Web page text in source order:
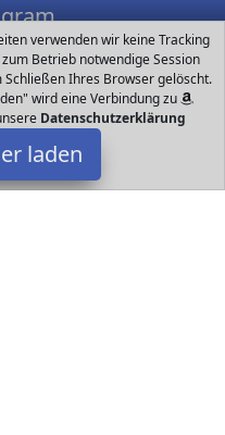
verwenden wir keine Tracking
Betrieb notwendige Session
Ihres Browser gelöscht.
wird eine Verbindung zu
Datenschutzerklärung
laden